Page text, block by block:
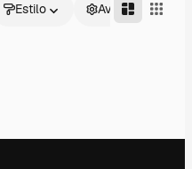
Estilo Avançado